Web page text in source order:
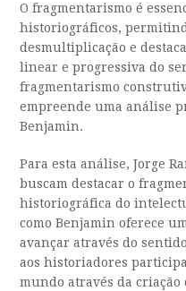
O fragmentarismo é
historiográficos,
desmultiplicação e
linear e progressiva do
fragmentarismo
empreende uma análise
Benjamin.
Para esta análise, Jorge
buscam destacar o
historiográfica do
como Benjamin oferece
avançar através do
aos historiadores
mundo através da criação